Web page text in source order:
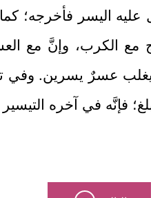
اليسر فأخرجه؛ كما
الكرب، وإنَّ مع
عسرٌ يسرين. وفي
فإنَّه في آخره التيسير